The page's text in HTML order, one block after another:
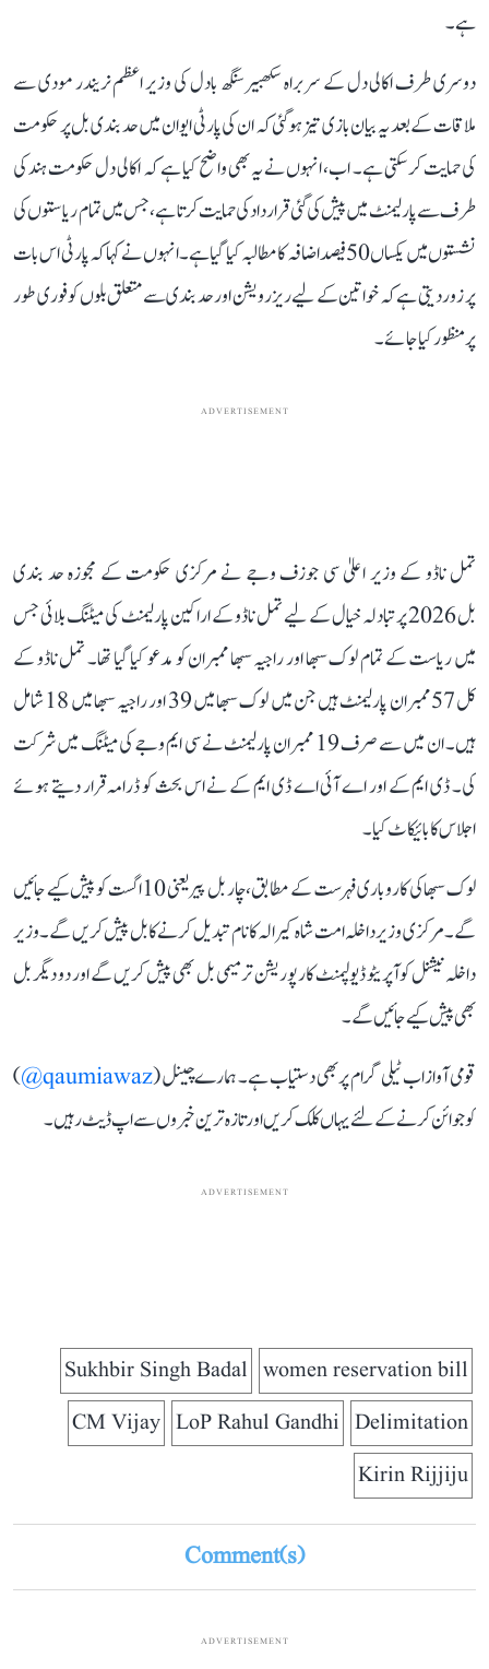
ہے۔
دوسری طرف اکالی دل کے سربراہ سکھبیر سنگھ بادل کی وزیر اعظم نریندر مودی سے
ملاقات کے بعد یہ بیان بازی تیز ہوگئی کہ ان کی پارٹی ایوان میں حد بندی بل پر حکومت
کی حمایت کر سکتی ہے۔ اب، انہوں نے یہ بھی واضح کیا ہے کہ اکالی دل حکومت ہند کی
طرف سے پارلیمنٹ میں پیش کی گئی قرارداد کی حمایت کرتا ہے، جس میں تمام ریاستوں کی
نشستوں میں یکساں 50 فیصد اضافہ کا مطالبہ کیا گیا ہے۔ انہوں نے کہا کہ پارٹی اس بات
پر زور دیتی ہے کہ خواتین کے لیے ریزرویشن اور حد بندی سے متعلق بلوں کو فوری طور
پر منظور کیا جائے۔
ADVERTISEMENT
تمل ناڈو کے وزیر اعلیٰ سی جوزف وجے نے مرکزی حکومت کے مجوزہ حد بندی
بل 2026 پر تبادلہ خیال کے لیے تمل ناڈو کے اراکین پارلیمنٹ کی میٹنگ بلائی جس
میں ریاست کے تمام لوک سبھا اور راجیہ سبھا ممبران کو مدعو کیا گیا تھا۔ تمل ناڈو کے
کل 57 ممبران پارلیمنٹ ہیں جن میں لوک سبھا میں 39 اور راجیہ سبھا میں 18 شامل
ہیں۔ ان میں سے صرف 19 ممبران پارلیمنٹ نے سی ایم وجے کی میٹنگ میں شرکت
کی۔ ڈی ایم کے اور اے آئی اے ڈی ایم کے نے اس بحث کو ڈرامہ قرار دیتے ہوئے
اجلاس کا بائیکاٹ کیا۔
لوک سبھا کی کاروباری فہرست کے مطابق، چار بل پیر یعنی 10 اگست کو پیش کیے جائیں
گے۔ مرکزی وزیر داخلہ امت شاہ کیرالہ کا نام تبدیل کرنے کا بل پیش کریں گے۔ وزیر
داخلہ نیشنل کوآپریٹو ڈیولپمنٹ کارپوریشن ترمیمی بل بھی پیش کریں گے اور دو دیگر بل
بھی پیش کیے جائیں گے۔
قومی آواز اب ٹیلی گرام پر بھی دستیاب ہے۔ ہمارے چینل (qaumiawaz@
)
کو جوائن کرنے کے لئے یہاں کلک کریں اور تازہ ترین خبروں سے اپ ڈیٹ رہیں۔
ADVERTISEMENT
women reservation bill
Sukhbir Singh Badal
Delimitation
LoP Rahul Gandhi
CM Vijay
Kirin Rijjiju
Comment(s)
ADVERTISEMENT